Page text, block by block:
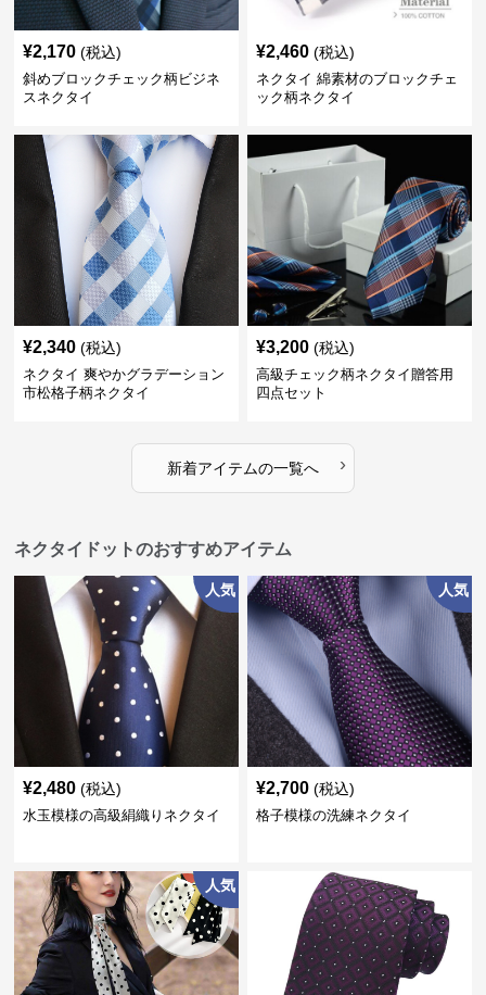
¥2,170 (税込)
斜めブロックチェック柄ビジネ
スネクタイ
¥2,460 (税込)
ネクタイ 綿素材のブロックチェ
ック柄ネクタイ
¥2,340 (税込)
ネクタイ 爽やかグラデーション
市松格子柄ネクタイ
¥3,200 (税込)
高級チェック柄ネクタイ贈答用
四点セット
新着アイテムの一覧へ ›
ネクタイドットのおすすめアイテム
人気
¥2,480 (税込)
水玉模様の高級絹織りネクタイ
人気
¥2,700 (税込)
格子模様の洗練ネクタイ
人気